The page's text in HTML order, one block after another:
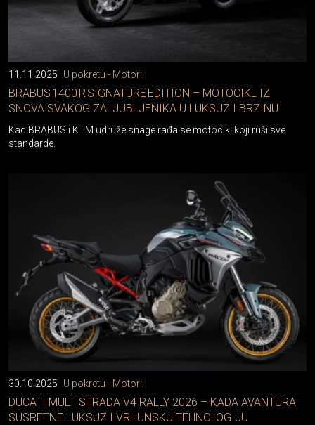
11.11.2025 U pokretu - Motori
BRABUS 1400 R SIGNATURE EDITION – MOTOCIKL IZ
SNOVA SVAKOG ZALJUBLJENIKA U LUKSUZ I BRZINU
Kad BRABUS i KTM udruže snage rađa se motocikl koji ruši sve
standarde.
30.10.2025 U pokretu - Motori
DUCATI MULTISTRADA V4 RALLY 2026 – KADA AVANTURA
SUSRETNE LUKSUZ I VRHUNSKU TEHNOLOGIJU